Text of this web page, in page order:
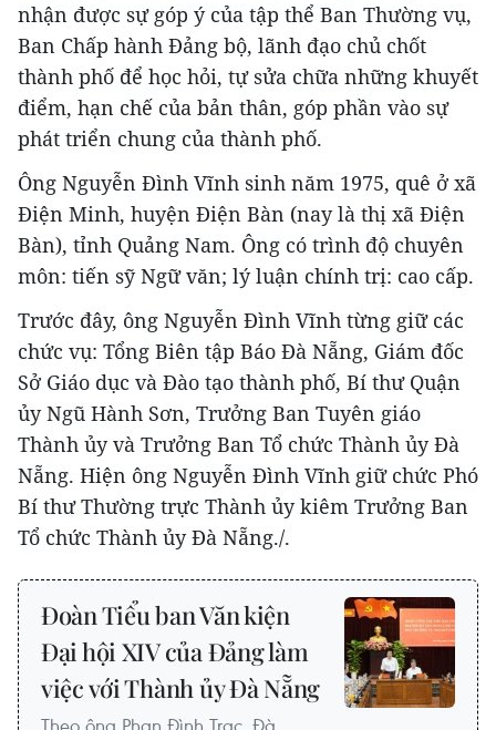
nhận được sự góp ý của tập thể Ban Thường vụ,
Ban Chấp hành Đảng bộ, lãnh đạo chủ chốt
thành phố để học hỏi, tự sửa chữa những khuyết
điểm, hạn chế của bản thân, góp phần vào sự
phát triển chung của thành phố.
Ông Nguyễn Đình Vĩnh sinh năm 1975, quê ở xã
Điện Minh, huyện Điện Bàn (nay là thị xã Điện
Bàn), tỉnh Quảng Nam. Ông có trình độ chuyên
môn: tiến sỹ Ngữ văn; lý luận chính trị: cao cấp.
Trước đây, ông Nguyễn Đình Vĩnh từng giữ các
chức vụ: Tổng Biên tập Báo Đà Nẵng, Giám đốc
Sở Giáo dục và Đào tạo thành phố, Bí thư Quận
ủy Ngũ Hành Sơn, Trưởng Ban Tuyên giáo
Thành ủy và Trưởng Ban Tổ chức Thành ủy Đà
Nẵng. Hiện ông Nguyễn Đình Vĩnh giữ chức Phó
Bí thư Thường trực Thành ủy kiêm Trưởng Ban
Tổ chức Thành ủy Đà Nẵng./.
Đoàn Tiểu ban Văn kiện
Đại hội XIV của Đảng làm
việc với Thành ủy Đà Nẵng